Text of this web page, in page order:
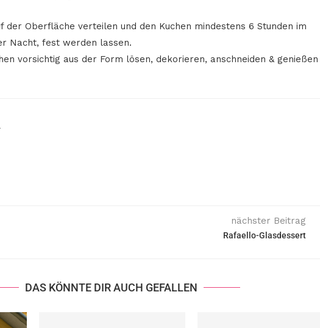
der Oberfläche verteilen und den Kuchen mindestens 6 Stunden im
Nacht, fest werden lassen.
vorsichtig aus der Form lösen, dekorieren, anschneiden & genießen
nächster Beitrag
Rafaello-Glasdessert
DAS KÖNNTE DIR AUCH GEFALLEN